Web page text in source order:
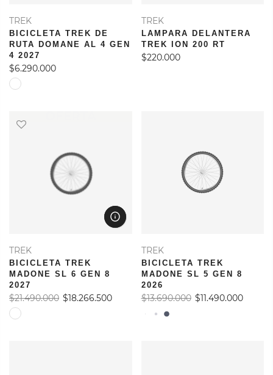
TREK
BICICLETA TREK DE
RUTA DOMANE AL 4 GEN
4 2027
$6.290.000
TREK
LAMPARA DELANTERA
TREK ION 200 RT
$220.000
TREK
BICICLETA TREK
MADONE SL 6 GEN 8
2027
$21.490.000 $18.266.500
TREK
BICICLETA TREK
MADONE SL 5 GEN 8
2026
$13.690.000 $11.490.000